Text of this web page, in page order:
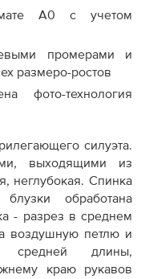
А0 с учетом
промерами и
размеро-ростов
фото-технология
силуэта.
выходящими из
неглубокая. Спинка
обработана
- разрез в среднем
воздушную петлю и
средней длины,
краю рукавов